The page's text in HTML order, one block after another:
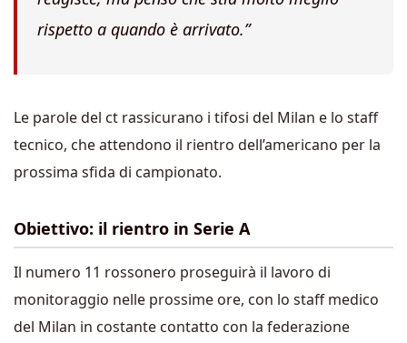
rispetto a quando è arrivato.”
Le parole del ct rassicurano i tifosi del Milan e lo staff
tecnico, che attendono il rientro dell’americano per la
prossima sfida di campionato.
Obiettivo: il rientro in Serie A
Il numero 11 rossonero proseguirà il lavoro di
monitoraggio nelle prossime ore, con lo staff medico
del Milan in costante contatto con la federazione